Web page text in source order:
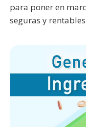
para poner en
seguras y rentables